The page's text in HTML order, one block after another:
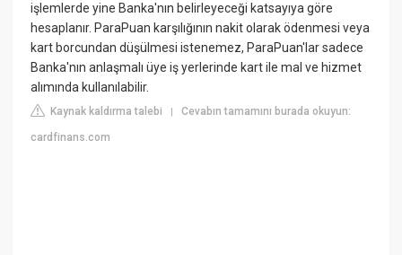
işlemlerde yine Banka'nın belirleyeceği katsayıya göre
hesaplanır. ParaPuan karşılığının nakit olarak ödenmesi veya
kart borcundan düşülmesi istenemez, ParaPuan'lar sadece
Banka'nın anlaşmalı üye iş yerlerinde kart ile mal ve hizmet
alımında kullanılabilir.
Kaynak kaldırma talebi |Cevabın tamamını burada okuyun:
cardfinans.com